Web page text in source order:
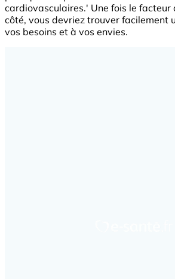
cardiovasculaires.' Une fois le facteur
côté, vous devriez trouver facilement
vos besoins et à vos envies.